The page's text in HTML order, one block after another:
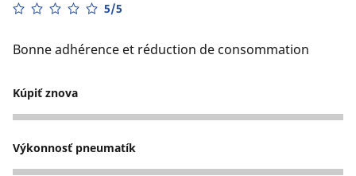
5/5
Bonne adhérence et réduction de consommation
Kúpiť znova
3
Výkonnosť pneumatík